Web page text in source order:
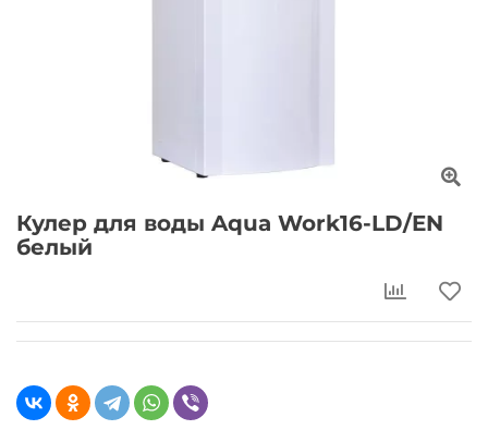
Кулер для воды Aqua Work16-LD/EN
белый